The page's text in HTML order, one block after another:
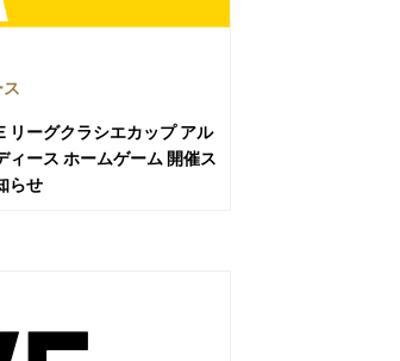
ス
リーグクラシエカップ アル
ィース ホームゲーム 開催ス
らせ